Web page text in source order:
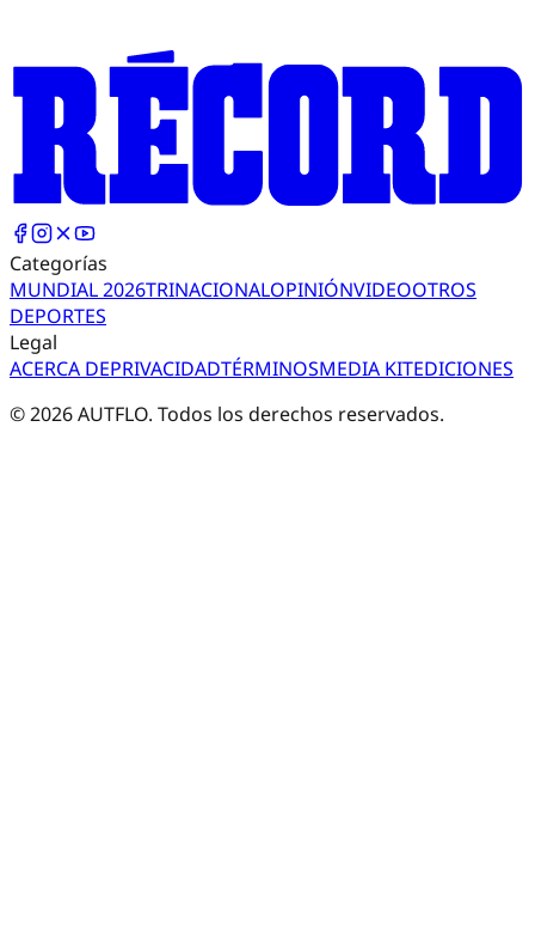
Categorías
MUNDIAL 2026TRINACIONALOPINIÓNVIDEOOTROS
DEPORTES
Legal
ACERCA DEPRIVACIDADTÉRMINOSMEDIA KITEDICIONES
©2026AUTFLO. Todos los derechos reservados.